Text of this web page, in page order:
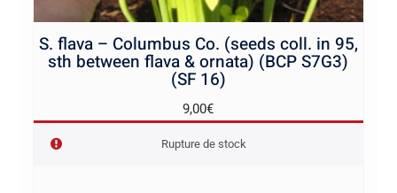
S. flava – Columbus Co. (seeds coll. in 95,
sth between flava & ornata) (BCP S7G3)
(SF 16)
9,00€
Rupture de stock